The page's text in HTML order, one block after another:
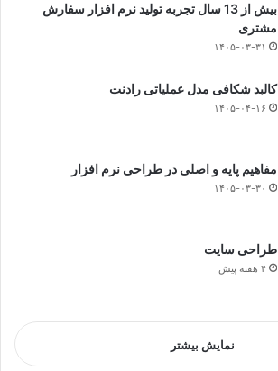
ی
بیش از 13 سال تجربه تولید نرم افزار سفارش
مشتری
۱۴۰۵-۰۳-۳۱
کالبد شکافی مدل عملیاتی رادنت
۱۴۰۵-۰۴-۱۶
مفاهیم پایه و اصلی در طراحی نرم افزار
۱۴۰۵-۰۳-۳۰
طراحی سایت
۴ هفته پیش
نمایش بیشتر